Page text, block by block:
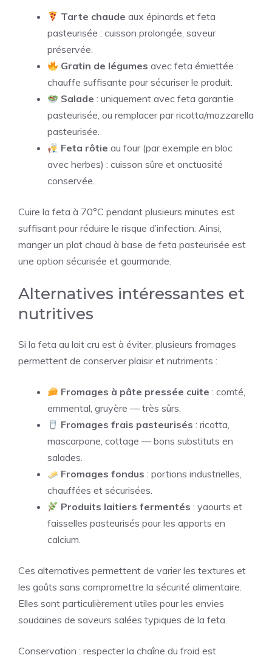
Tarte chaude aux épinards et feta
pasteurisée : cuisson prolongée, saveur
préservée.
Gratin de légumes avec feta émiettée :
chauffe suffisante pour sécuriser le produit.
Salade : uniquement avec feta garantie
pasteurisée, ou remplacer par ricotta/mozzarella
pasteurisée.
Feta rôtie au four (par exemple en bloc
avec herbes) : cuisson sûre et onctuosité
conservée.
Cuire la feta à 70°C pendant plusieurs minutes est
suffisant pour réduire le risque d’infection. Ainsi,
manger un plat chaud à base de feta pasteurisée est
une option sécurisée et gourmande.
Alternatives intéressantes et
nutritives
Si la feta au lait cru est à éviter, plusieurs fromages
permettent de conserver plaisir et nutriments :
Fromages à pâte pressée cuite : comté,
emmental, gruyère — très sûrs.
Fromages frais pasteurisés : ricotta,
mascarpone, cottage — bons substituts en
salades.
Fromages fondus : portions industrielles,
chauffées et sécurisées.
Produits laitiers fermentés : yaourts et
faisselles pasteurisés pour les apports en
calcium.
Ces alternatives permettent de varier les textures et
les goûts sans compromettre la sécurité alimentaire.
Elles sont particulièrement utiles pour les envies
soudaines de saveurs salées typiques de la feta.
Conservation : respecter la chaîne du froid est